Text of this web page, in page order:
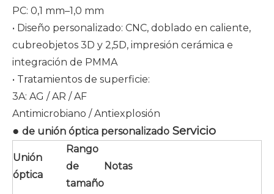
PC: 0,1 mm–1,0 mm
• Diseño personalizado: CNC, doblado en caliente,
cubreobjetos 3D y 2,5D, impresión cerámica e
integración de PMMA
• Tratamientos de superficie:
3A: AG / AR / AF
Antimicrobiano / Antiexplosión
● de unión óptica personalizado Servicio
Unión
óptica
Rango
de
tamaño
Notas